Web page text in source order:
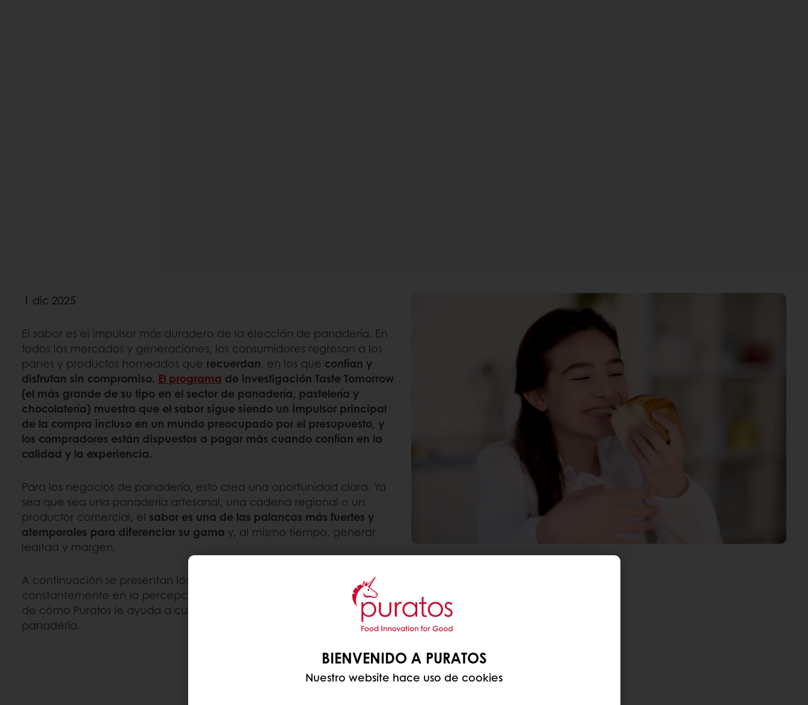
1 dic 2025
El sabor es el impulsor más duradero de la elección de panadería. En
todos los mercados y generaciones, los consumidores regresan a los
panes y productos horneados que recuerdan, en los que confían y
disfrutan sin compromiso. El programa de investigación Taste Tomorrow
(el más grande de su tipo en el sector de panadería, pastelería y
chocolatería) muestra que el sabor sigue siendo un impulsor principal
de la compra incluso en un mundo preocupado por el presupuesto, y
los compradores están dispuestos a pagar más cuando confían en la
calidad y la experiencia.
Para los negocios de panadería, esto crea una oportunidad clara. Ya
sea que sea una panadería artesanal, una cadena regional o un
productor comercial, el sabor es una de las palancas más fuertes y
atemporales para diferenciar su gama y, al mismo tiempo, generar
lealtad y margen.
A continuación se presentan los factores clave que influyen
constantemente en la percepción del sabor de la panadería, además
de cómo Puratos le ayuda a cumplir con ellos en la vida real de la
panadería.
BIENVENIDO A PURATOS
Nuestro website hace uso de cookies